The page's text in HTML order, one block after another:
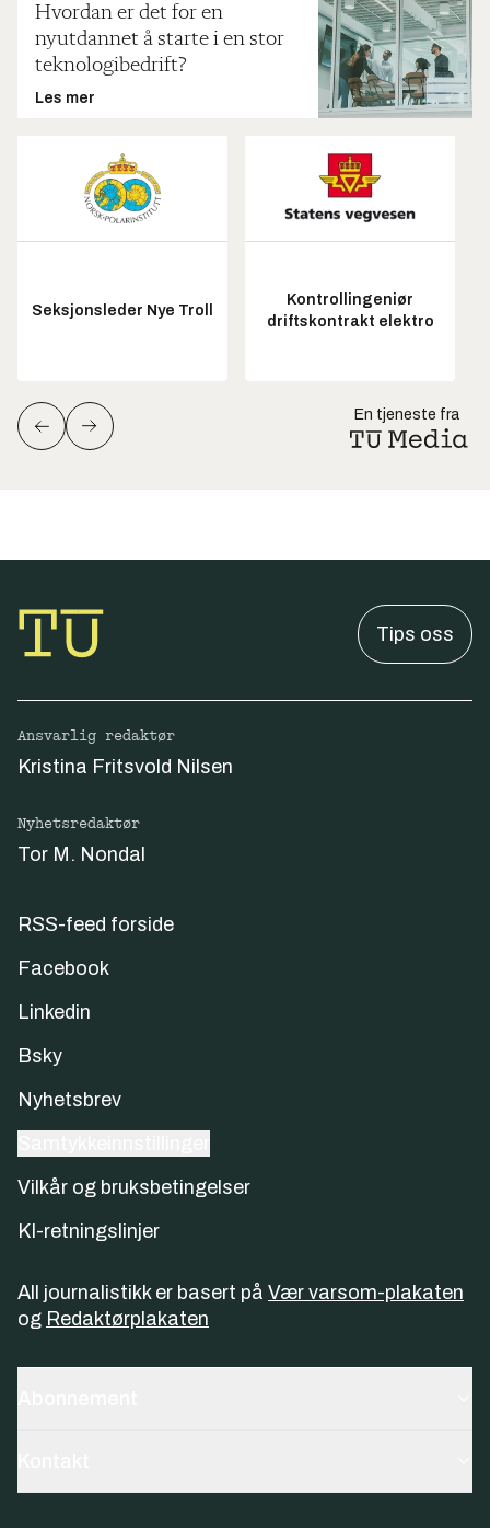
Hvordan er det for en
nyutdannet å starte i en stor
teknologibedrift?
Les mer
Seksjonsleder Nye Troll
Kontrollingeniør
driftskontrakt elektro
En tjeneste fra
Tips oss
Ansvarlig redaktør
Kristina Fritsvold Nilsen
Nyhetsredaktør
Tor M. Nondal
RSS-feed forside
Facebook
Linkedin
Bsky
Nyhetsbrev
Vilkår og bruksbetingelser
KI-retningslinjer
All journalistikk er basert på Vær varsom-plakaten
og Redaktørplakaten